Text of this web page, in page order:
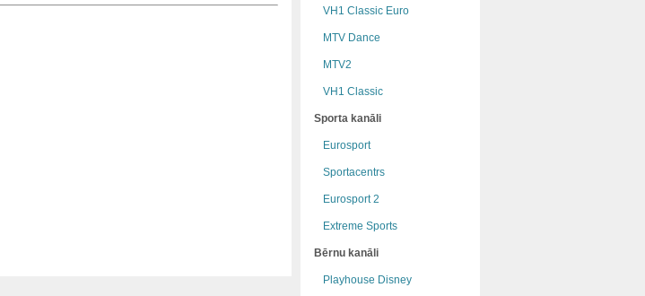
VH1 Classic Euro
MTV Dance
MTV2
VH1 Classic
Sporta kanāli
Eurosport
Sportacentrs
Eurosport 2
Extreme Sports
Bērnu kanāli
Playhouse Disney